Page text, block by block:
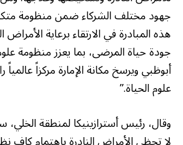
جهود مختلف الشركاء ضمن منظومة
هذه المبادرة في الارتقاء برعاية
جودة حياة المرضى، بما يعزز منظومة
أبوظبي ويرسخ مكانة الإمارة مركزاً عالمياً
علوم الحياة.”
وقال، رئيس أسترازينيكا لمنطقة